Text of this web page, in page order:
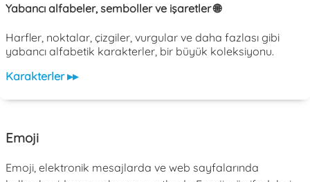
Yabancı alfabeler, semboller ve işaretler 🌐
Harfler, noktalar, çizgiler, vurgular ve daha fazlası gibi
yabancı alfabetik karakterler, bir büyük koleksiyonu.
Karakterler ▸▸
Emoji
Emoji, elektronik mesajlarda ve web sayfalarında